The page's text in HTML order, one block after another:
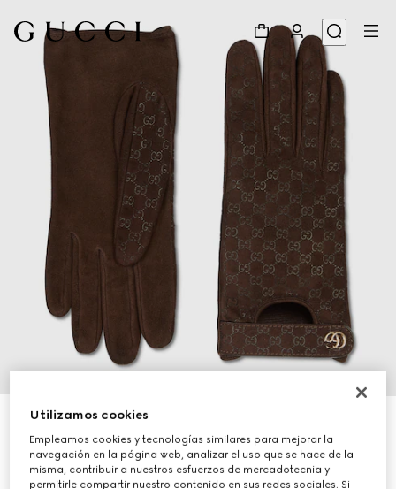
Guantes de piel con GG y Doble G
€ 485
Variacionesmarrón oscuro
Utilizamos cookies
Empleamos cookies y tecnologías similares para mejorar la
navegación en la página web, analizar el uso que se hace de la
misma, contribuir a nuestros esfuerzos de mercadotecnia y
permitirle compartir nuestro contenido en sus redes sociales. Si